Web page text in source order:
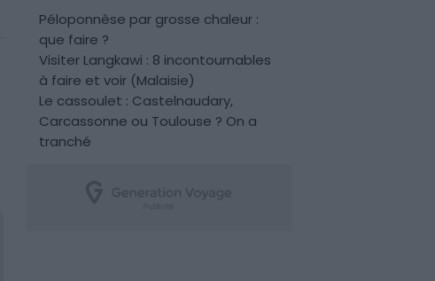
Péloponnèse par grosse chaleur :
que faire ?
Visiter Langkawi : 8 incontournables
à faire et voir (Malaisie)
Le cassoulet : Castelnaudary,
Carcassonne ou Toulouse ? On a
tranché